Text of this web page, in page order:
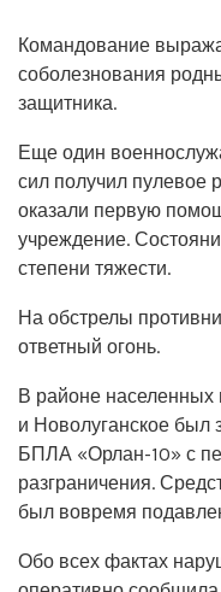
Командование
соболезнования
защитника.
Еще один
сил получил пулевое
оказали первую
учреждение.
степени тяжести.
На обстрелы
ответный огонь.
В районе населенных
и Новолуганское был
БПЛА «Орлан-10» с
разграничения.
был вовремя
Обо всех фактах